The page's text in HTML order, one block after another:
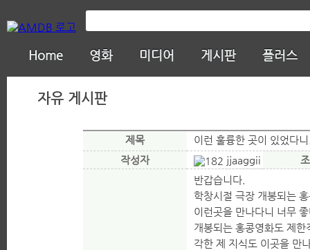
Home 영화 미디어 게시판 플러스
자유 게시판
제목
이런 훌륭한 곳이 있었다
작성자
jjaaggii
반갑습니다.
학창시절 극장 개봉되는
이런곳을 만나다니 너무
개봉되는 홍콩영화도 제
각한 제 지식도 이곳을 만